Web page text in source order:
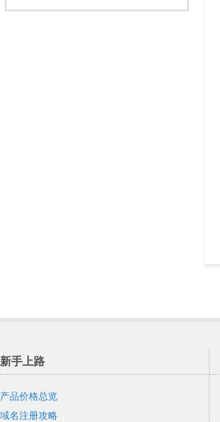
新手上路
产品价格总览
域名注册攻略